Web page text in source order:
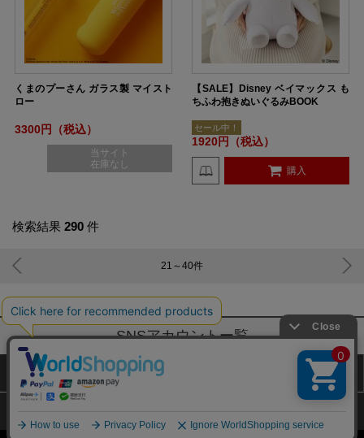
くまのプーさん ガラス製 マイスト
ロー
3300円（税込）
当サイト
在庫なし
【SALE】Disney ベイマックス も
ちふわ抱きぬいぐるみBOOK
セール中！
1920円（税込）
購入
検索結果 290 件
21～40件
SNSアカウントー覧
サイトマップ